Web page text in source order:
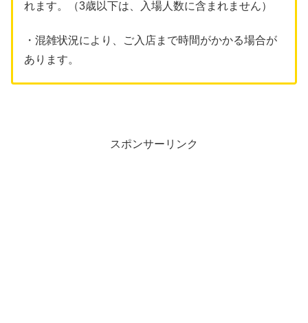
れます。（3歳以下は、入場人数に含まれません）
・混雑状況により、ご入店まで時間がかかる場合が
あります。
スポンサーリンク